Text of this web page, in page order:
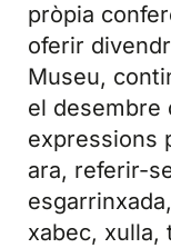
pròpia
oferir
Museu,
el desembre
expressions
ara, referir-
xabec, xulla,